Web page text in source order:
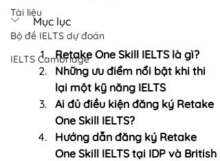
Tài liệu
Bộ đề IELTS dự đoán
IELTS Cambridge
Mục lục
Retake One Skill IELTS là gì?
Những ưu điểm nổi bật khi thi
lại một kỹ năng IELTS
Ai đủ điều kiện đăng ký Retake
One Skill IELTS?
Hướng dẫn đăng ký Retake
One Skill IELTS tại IDP và British